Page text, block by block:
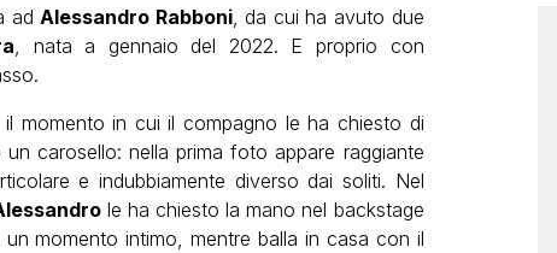
adAlessandro Rabboni, da cui ha avuto due
, nata a gennaio del 2022. E proprio con
momento in cui il compagno le ha chiesto di
carosello: nella prima foto appare raggiante
e indubbiamente diverso dai soliti. Nel
le ha chiesto la mano nel backstage
momento intimo, mentre balla in casa con il